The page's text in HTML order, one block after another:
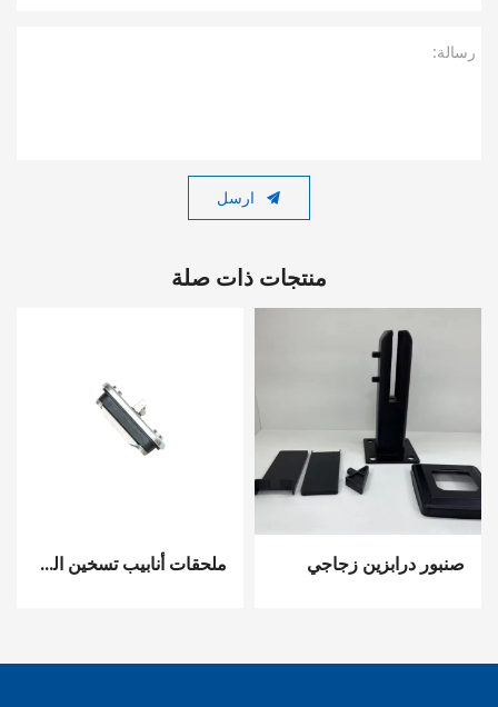
رسالة:
ارسل
منتجات ذات صلة
صنبور درابزين زجاجي ملحقات أنابيب تسخين الغسالة